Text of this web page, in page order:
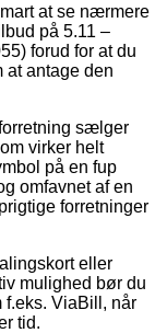
at se nærmere
på 5.11 –
forud for at du
at antage den
sælger
virker helt
på en fup
omfavnet af en
forretninger
eller
mulighed bør du
f.eks. ViaBill, når
tid.